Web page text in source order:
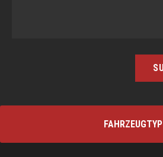
FAHRZEUGTYP